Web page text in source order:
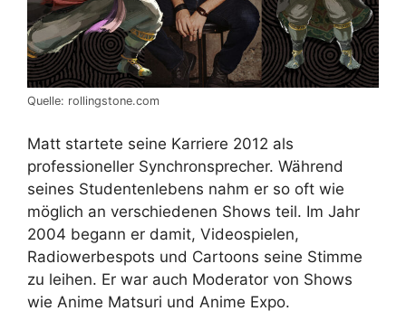
Quelle: rollingstone.com
Matt startete seine Karriere 2012 als
professioneller Synchronsprecher. Während
seines Studentenlebens nahm er so oft wie
möglich an verschiedenen Shows teil. Im Jahr
2004 begann er damit, Videospielen,
Radiowerbespots und Cartoons seine Stimme
zu leihen. Er war auch Moderator von Shows
wie Anime Matsuri und Anime Expo.